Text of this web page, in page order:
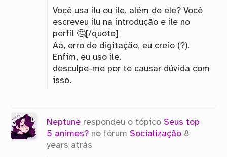
Você usa ilu ou ile, além de ele? Você
escreveu ilu na introdução e ile no
perfil 🤔[/quote]
Aa, erro de digitação, eu creio (?).
Enfim, eu uso ile.
desculpe-me por te causar dúvida com
isso.
Neptune respondeu o tópico Seus top
5 animes? no fórum Socialização 8
years atrás